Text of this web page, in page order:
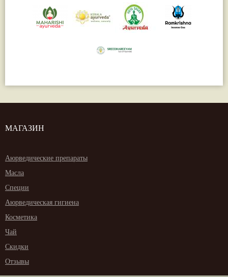
МАГАЗИН
Аюрведические препараты
Масла
Специи
Аюрведическая гигиена
Косметика
Чай
Скидки
Отзывы